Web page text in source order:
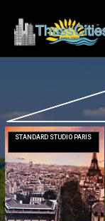
STANDARD STUDIO PARIS